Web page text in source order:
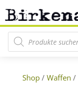
Products search
Shop/ Waffen /